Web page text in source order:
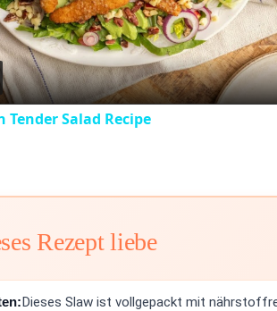
Video
Salad Recipe
Rezept liebe
Dieses Slaw ist vollgepackt mit